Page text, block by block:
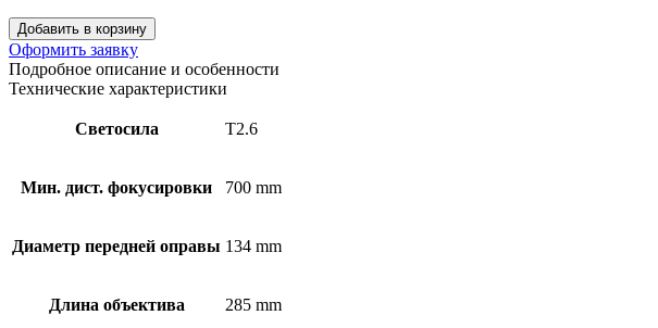
Добавить в корзину
Оформить заявку
Подробное описание и особенности
Технические характеристики
Светосила T2.6
Мин. дист. фокусировки 700 mm
Диаметр передней оправы 134 mm
Длина объектива 285 mm